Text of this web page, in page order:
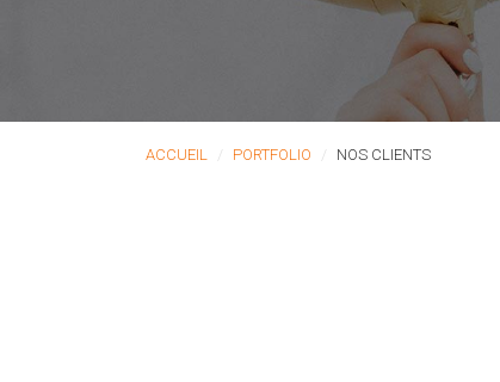
ACCUEIL PORTFOLIO NOS CLIENTS